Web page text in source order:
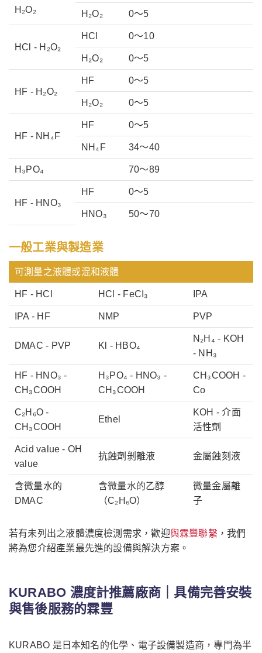
H₂O₂
H₂O₂ 0～5
HCl - H₂O₂
HCl 0～10
H₂O₂ 0～5
HF - H₂O₂
HF 0～5
H₂O₂ 0～5
HF - NH₄F
HF 0～5
NH₄F 34～40
H₃PO₄ 70～89
HF - HNO₃
HF 0～5
HNO₃ 50～70
一般工業與製造業
可測量之液體或混和液體
HF - HCl HCl - FeCI₃ IPA
IPA - HF NMP PVP
DMAC - PVP Kl - HBO₄
N₂H₄ - KOH
- NH₃
HF - HNO₃ -
CH₃COOH
H₃PO₄ - HNO₃ -
CH₃COOH
CH₃COOH -
Co
C₂H₆O -
CH₃COOH
Ethel
KOH - 介面
活性劑
Acid value - OH
value
抗蝕劑剝離液 金屬蝕刻液
含微量水的
DMAC
含微量水的乙醇
（C₂H₆O）
微量金屬離
子
若有未列出之液體濃度檢測需求，歡迎與霖豐聯繫 ，我們
將為您介紹產業最先進的設備與解決方案。
KURABO 濃度計推薦廠商｜具備完善安裝
與售後服務的霖豐
KURABO 是日本知名的化學、電子設備製造商，專門為半